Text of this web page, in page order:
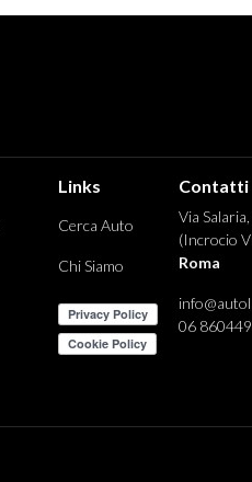
Links
Cerca Auto
Chi Siamo
Contatti
Via
(Incrocio
Roma
06